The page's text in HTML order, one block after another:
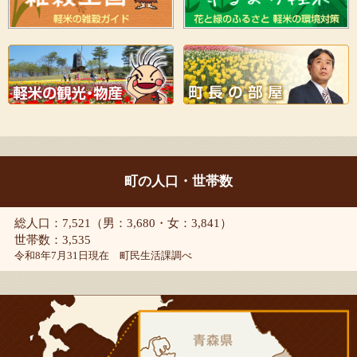
町の人口・世帯数
総人口：7,521（男：3,680・女：3,841）
世帯数：3,535
令和8年7月31日現在 町民生活課調べ